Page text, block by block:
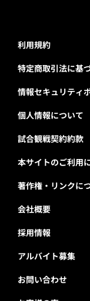
利用規約
特定商取引法に基
情報セキュリティ
個人情報について
試合観戦契約約款
本サイトのご利用
著作権・リンクに
会社概要
採用情報
アルバイト募集
お問い合わせ